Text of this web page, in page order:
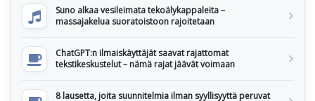
Suno alkaa vesileimata tekoälykappaleita –
massajakelua suoratoistoon rajoitetaan
ChatGPT:n ilmaiskäyttäjät saavat rajattomat
tekstikeskustelut – nämä rajat jäävät voimaan
8 lausetta, joita suunnitelmia ilman syyllisyyttä peruvat